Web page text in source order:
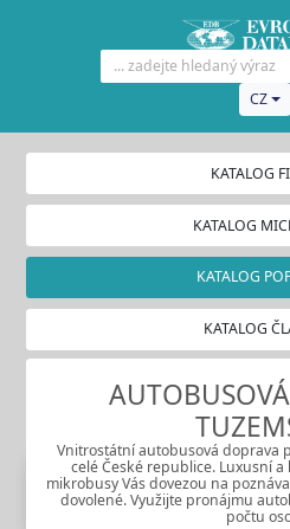
CZ
KATALOG
KATALOG
KATALOG
KATALOG
Vnitrostátní autobusová doprava
celé České republice. Luxusní
mikrobusy Vás dovezou na
dovolené. Využijte pronájmu
počtu